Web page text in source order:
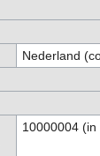
Nederland
10000004